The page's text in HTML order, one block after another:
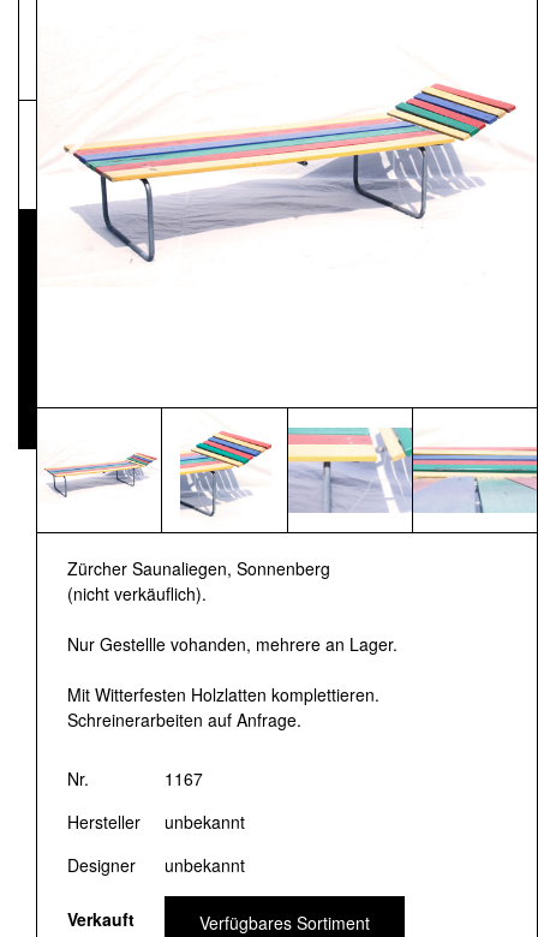
Zürcher Saunaliegen, Sonnenberg
(nicht verkäuflich).
Nur Gestellle vohanden, mehrere an Lager.
Mit Witterfesten Holzlatten komplettieren.
Schreinerarbeiten auf Anfrage.
Nr.
1167
Hersteller
unbekannt
Designer
unbekannt
Verkauft Verfügbares Sortiment
Pressematerial